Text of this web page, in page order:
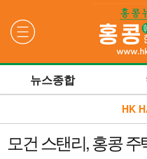
뉴스종합
HK
모건 스탠리, 홍콩